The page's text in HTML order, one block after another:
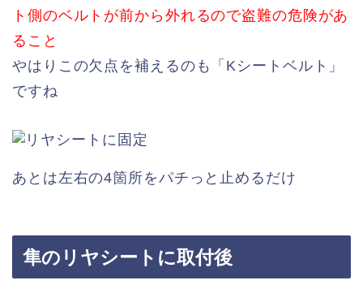
ト側のベルトが前から外れるので盗難の危険があ
ること
やはりこの欠点を補えるのも「Kシートベルト」
ですね
あとは左右の4箇所をパチっと止めるだけ
隼のリヤシートに取付後